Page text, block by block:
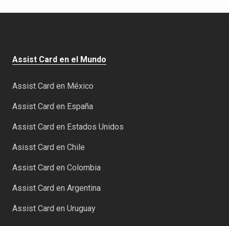
Assist Card en el Mundo
Assist Card en México
Assist Card en España
Assist Card en Estados Unidos
Asisst Card en Chile
Assist Card en Colombia
Assist Card en Argentina
Assist Card en Uruguay